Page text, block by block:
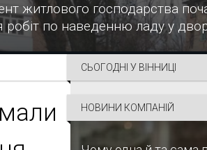
житлового господарства
робіт по наведенню ладу у
СЬОГОДНІ У ВІННИЦІ
НОВИНИ КОМПАНІЙ